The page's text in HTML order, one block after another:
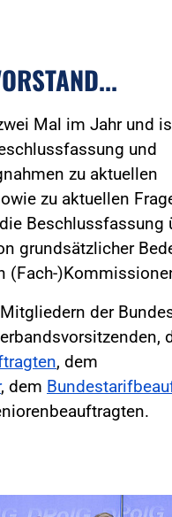
Mal im Jahr und
und
zu aktuellen
zu aktuellen
Beschlussfassung
grundsätzlicher
(Fach-
der
, dem
, dem